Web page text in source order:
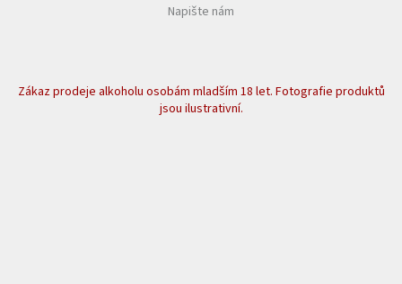
Napište nám
Zákaz prodeje alkoholu osobám mladším 18 let. Fotografie produktů
jsou ilustrativní.